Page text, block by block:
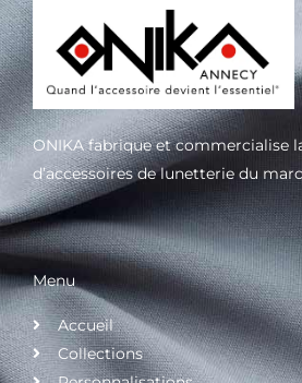
ONIKA fabrique et commercialise
d’accessoires de lunetterie du
Menu
Accueil
Collections